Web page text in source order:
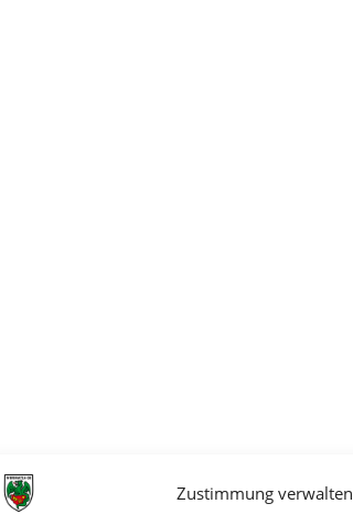
Zustimmung verwalten